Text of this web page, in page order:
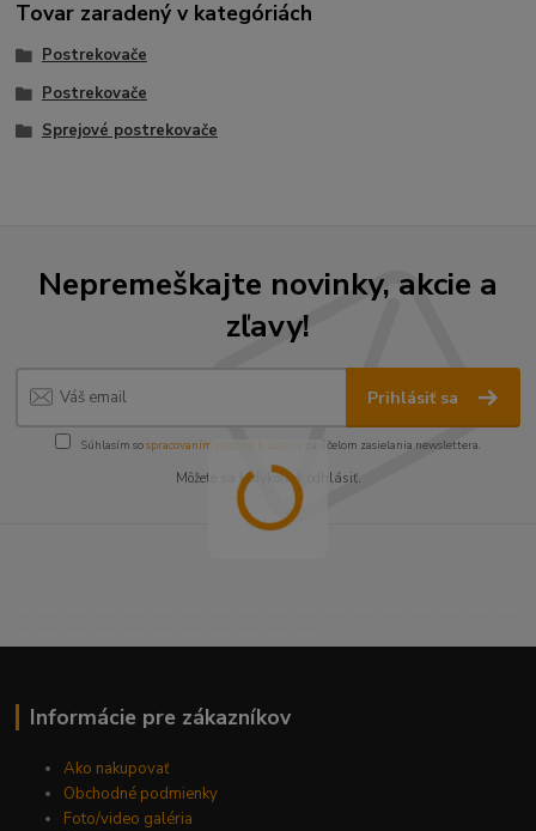
Tovar zaradený v kategóriách
Postrekovače
Postrekovače
Sprejové postrekovače
Nepremeškajte novinky, akcie a
zľavy!
Prihlásiť sa
Súhlasím sospracovaním osobných údajov za účelom zasielania newslettera.
Môžete sa kedykoľvek odhlásiť.
Informácie pre zákazníkov
Ako nakupovať
Obchodné podmienky
Foto/video galéria